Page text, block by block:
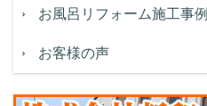
お風呂リフォーム施工事例
お客様の声